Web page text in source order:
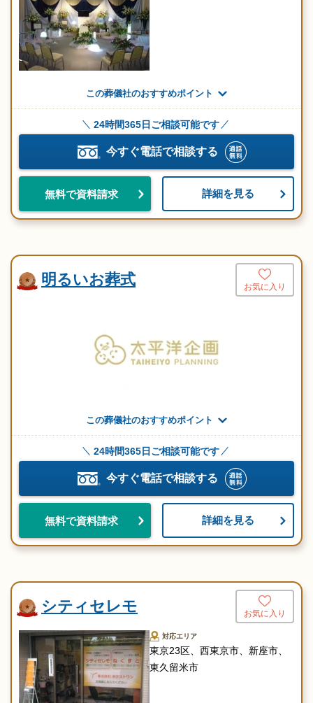
この葬儀社のおすすめポイント
24時間365日ご相談可能です
今すぐ電話で相談する
無料で資料請求 詳細を見る
明るいお葬式 お気に入り
この葬儀社のおすすめポイント
24時間365日ご相談可能です
今すぐ電話で相談する
無料で資料請求 詳細を見る
シティセレモ お気に入り
対応エリア
東京23区、西東京市、新座市、
東久留米市